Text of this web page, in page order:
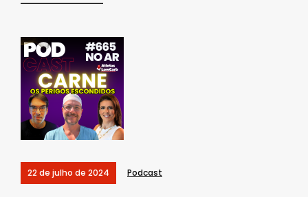
22 de julho de 2024 Podcast